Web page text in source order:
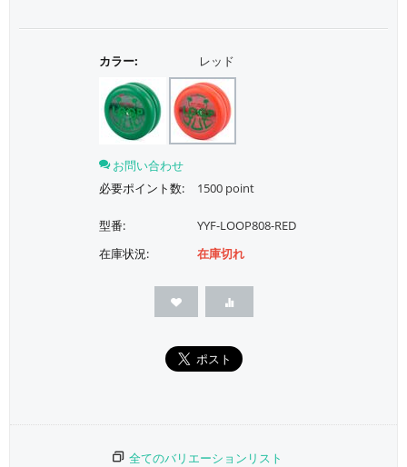
カラー: レッド
お問い合わせ
必要ポイント数:
1500 point
型番:
YYF-LOOP808-RED
在庫状況:
在庫切れ
全てのバリエーションリスト